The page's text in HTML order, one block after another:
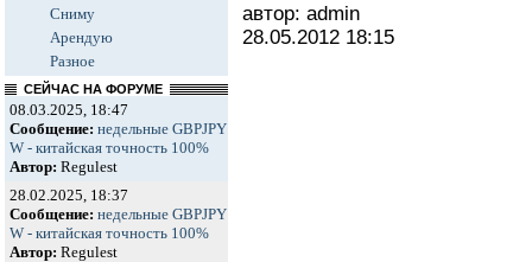
Сниму
Арендую
Разное
СЕЙЧАС НА ФОРУМЕ
08.03.2025, 18:47
Сообщение: недельные GBPJPY
W - китайская точность 100%
Автор: Regulest
28.02.2025, 18:37
Сообщение: недельные GBPJPY
W - китайская точность 100%
Автор: Regulest
автор: admin
28.05.2012 18:15